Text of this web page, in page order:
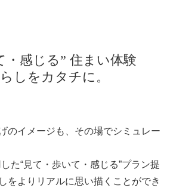
・感じる” 住まい体験
しをカタチに。
のイメージも、その場でシミュレー
た“見て・歩いて・感じる”プラン提
をよりリアルに思い描くことができ